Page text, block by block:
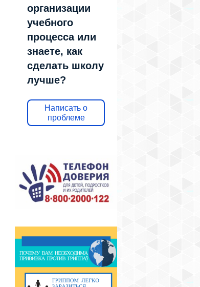
организации
учебного
процесса или
знаете, как
сделать школу
лучше?
Написать о
проблеме